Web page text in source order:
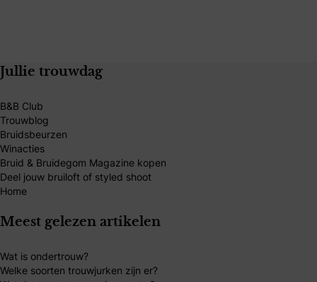
Jullie trouwdag
B&B Club
Trouwblog
Bruidsbeurzen
Winacties
Bruid & Bruidegom Magazine kopen
Deel jouw bruiloft of styled shoot
Home
Meest gelezen artikelen
Wat is ondertrouw?
Welke soorten trouwjurken zijn er?